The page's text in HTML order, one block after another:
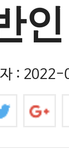
자 :